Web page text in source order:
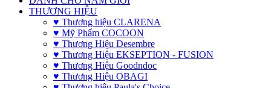
THƯƠNG HIỆU
♥ Thương hiệu CLARENA
♥ Mỹ Phẩm COCOON
♥ Thương Hiệu Desembre
♥ Thương Hiệu EKSEPTION - FUSION
♥ Thương Hiệu Goodndoc
♥ Thương Hiệu OBAGI